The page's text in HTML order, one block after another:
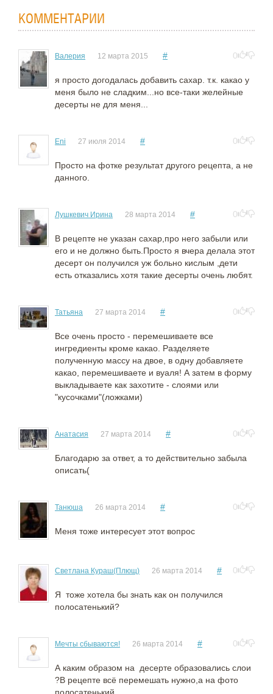
КОММЕНТАРИИ
Валерия 12 марта 2015 # 0
я просто догодалась добавить сахар. т.к. какао у
меня было не сладким...но все-таки желейные
десерты не для меня...
Eni 27 июля 2014 # 0
Просто на фотке результат другого рецепта, а не
данного.
Лушкевич Ирина 28 марта 2014 # 0
В рецепте не указан сахар,про него забыли или
его и не должно быть.Просто я вчера делала этот
десерт он получился уж больно кислым ,дети
есть отказались хотя такие десерты очень любят.
Татьяна 27 марта 2014 # 0
Все очень просто - перемешиваете все
ингредиенты кроме какао. Разделяете
полученную массу на двое, в одну добавляете
какао, перемешиваете и вуаля! А затем в форму
выкладываете как захотите - слоями или
"кусочками"(ложками)
Анатасия 27 марта 2014 # 0
Благодарю за ответ, а то действительно забыла
описать(
Танюша 26 марта 2014 # 0
Меня тоже интересует этот вопрос
Светлана Кураш(Плющ) 26 марта 2014 # 0
Я тоже хотела бы знать как он получился
полосатенький?
Мечты сбываются! 26 марта 2014 # 0
А каким образом на десерте образовались слои
?В рецепте всё перемешать нужно,а на фото